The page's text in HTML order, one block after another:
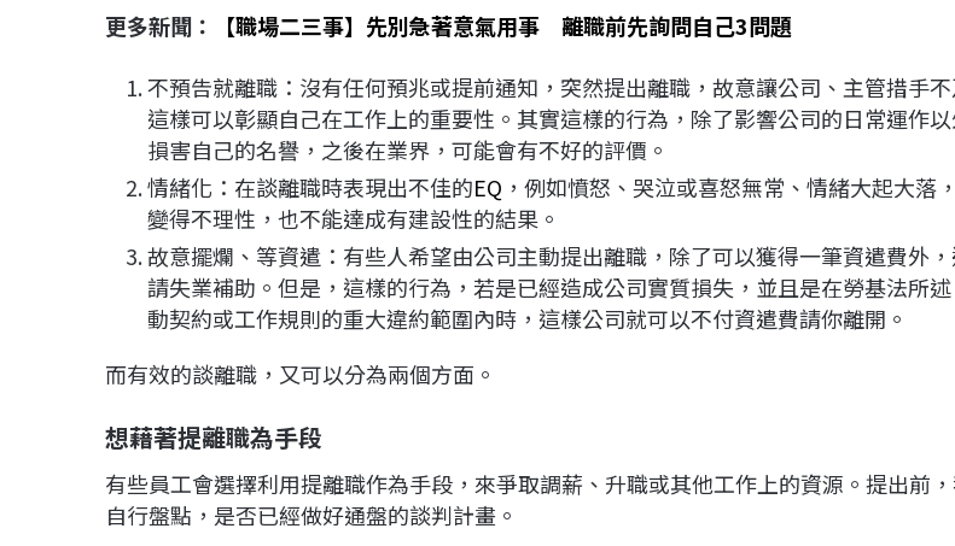
更多新聞：
【職場二三事】先別急著意氣用事 離職前先詢問自己3問題
不預告就離職：沒有任何預兆或提前通知，突然提出離職，故意讓公司、主管措手
這樣可以彰顯自己在工作上的重要性。其實這樣的行為，除了影響公司的日常運作
損害自己的名譽，之後在業界，可能會有不好的評價。
情緒化：在談離職時表現出不佳的EQ ，例如憤怒、哭泣或喜怒無常、情緒大起大落
變得不理性，也不能達成有建設性的結果。
故意擺爛、等資遣：有些人希望由公司主動提出離職，除了可以獲得一筆資遣費外
請失業補助。但是，這樣的行為，若是已經造成公司實質損失，並且是在勞基法所
動契約或工作規則的重大違約範圍內時，這樣公司就可以不付資遣費請你離開。
而有效的談離職，又可以分為兩個方面。
想藉著提離職為手段
有些員工會選擇利用提離職作為手段，來爭取調薪、升職或其他工作上的資源。提出前
自行盤點，是否已經做好通盤的談判計畫。